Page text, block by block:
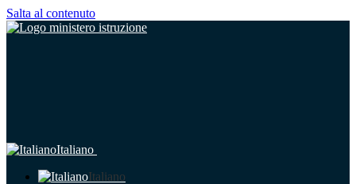
Salta al contenuto
Italiano
Italiano